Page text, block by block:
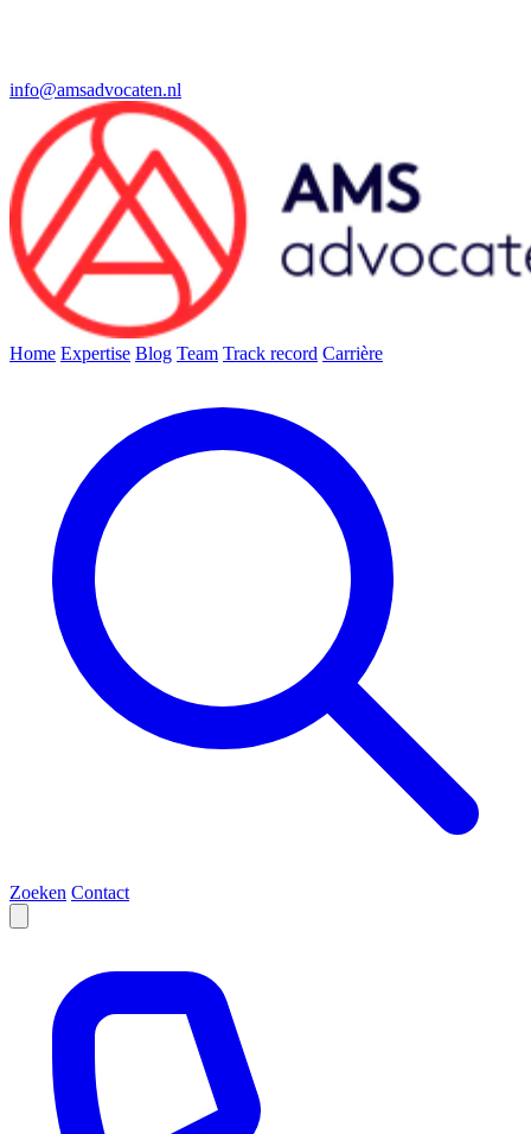
info@amsadvocaten.nl
Home Expertise Blog Team Track record Carrière
Zoeken Contact